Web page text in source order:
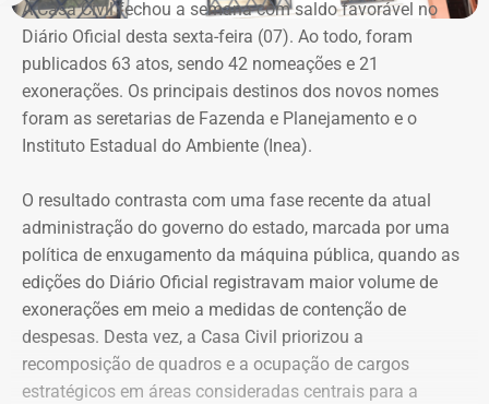
O Instituto Nacional de Meteorologia (Inmet) emitiu
avisos de vendaval para o estado do Rio entre quinta-
feira (06) e sábado (08).
Durante o período, o estado está sob aviso amarelo, de
perigo potencial, com previsão de ventos entre 40 km/h e
Já para esta sexta, o Inmet emitiu um aviso laranja para
ventos costeiros em áreas do litoral fluminense, incluindo
as regiões das Baixadas Litorâneas e do Norte
Fluminense.
O alerta vale durante todo o dia e indica que a
intensificação dos ventos pode provocar movimentação
A Casa Civil fechou a semana com saldo favorável no
Diário Oficial desta sexta-feira (07). Ao todo, foram
publicados 63 atos, sendo 42 nomeações e 21
exonerações. Os principais destinos dos novos nomes
foram as seretarias de Fazenda e Planejamento e o
Instituto Estadual do Ambiente (Inea).
O resultado contrasta com uma fase recente da atual
administração do governo do estado, marcada por uma
política de enxugamento da máquina pública, quando as
edições do Diário Oficial registravam maior volume de
exonerações em meio a medidas de contenção de
despesas. Desta vez, a Casa Civil priorizou a
recomposição de quadros e a ocupação de cargos
estratégicos em áreas consideradas centrais para a